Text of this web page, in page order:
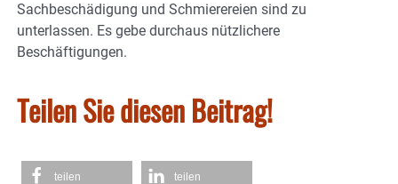
Sachbeschädigung und Schmierereien sind zu
unterlassen. Es gebe durchaus nützlichere
Beschäftigungen.
Teilen Sie diesen Beitrag!
teilen teilen